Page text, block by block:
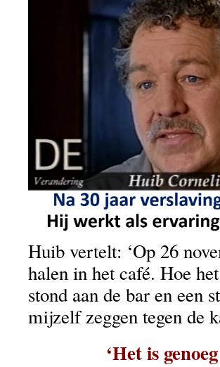
Huib vertelt: ‘Op 26
halen in het café. Hoe
stond aan de bar en
mijzelf zeggen tegen de
‘Het is